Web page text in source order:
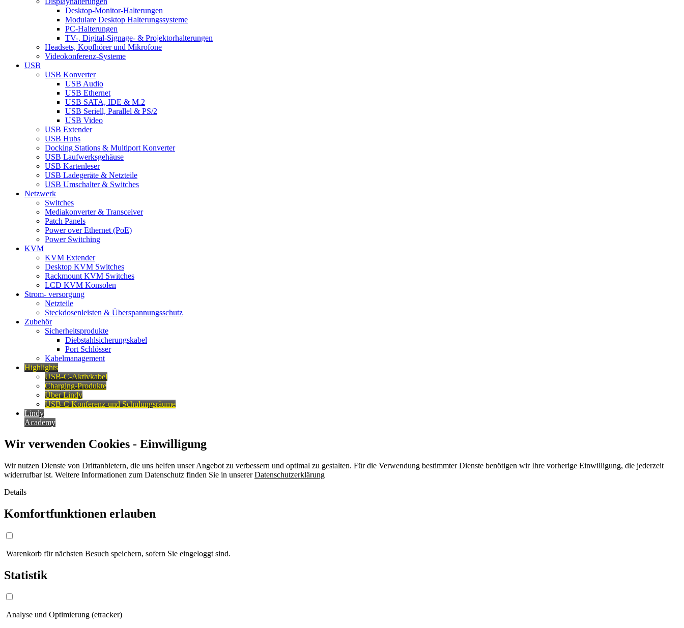
Desktop-Monitor-Halterungen
Modulare Desktop Halterungssysteme
PC-Halterungen
TV-, Digital-Signage- & Projektorhalterungen
Headsets, Kopfhörer und Mikrofone
Videokonferenz-Systeme
USB
USB Konverter
USB Audio
USB Ethernet
USB SATA, IDE & M.2
USB Seriell, Parallel & PS/2
USB Video
USB Extender
USB Hubs
Docking Stations & Multiport Konverter
USB Laufwerksgehäuse
USB Kartenleser
USB Ladegeräte & Netzteile
USB Umschalter & Switches
Netzwerk
Switches
Mediakonverter & Transceiver
Patch Panels
Power over Ethernet (PoE)
Power Switching
KVM
KVM Extender
Desktop KVM Switches
Rackmount KVM Switches
LCD KVM Konsolen
Strom- versorgung
Netzteile
Steckdosenleisten & Überspannungsschutz
Zubehör
Sicherheitsprodukte
Diebstahlsicherungskabel
Port Schlösser
Kabelmanagement
Highlights
USB-C-Aktivkabel
Charging-Produkte
Über Lindy
USB-C Konferenz-und Schulungsräume
Lindy
Academy
Wir verwenden Cookies - Einwilligung
Wir nutzen Dienste von Drittanbietern, die uns helfen unser Angebot zu verbessern und optimal zu gestalten. Für die Verwendung bestimmter Dienste benötigen wir Ihre vorherige Einwilligung, die jederzeit
widerrufbar ist. Weitere Informationen zum Datenschutz finden Sie in unsererDatenschutzerklärung
Details
Komfortfunktionen erlauben
Warenkorb für nächsten Besuch speichern, sofern Sie eingeloggt sind.
Statistik
Analyse und Optimierung (etracker)